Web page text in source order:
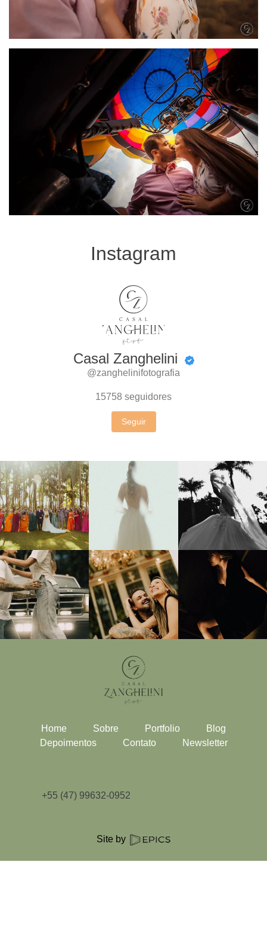
Instagram
Casal Zanghelini
@zanghelinifotografia
15758 seguidores
Seguir
Home Sobre Portfolio
Blog
Depoimentos
Contato Newsletter
+55 (47) 99632-0952
Site by